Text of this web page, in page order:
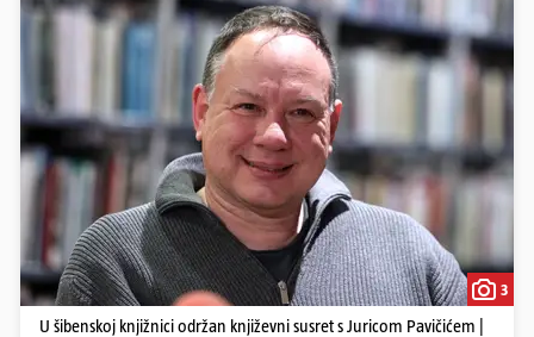
3
U šibenskoj knjižnici održan književni susret s Juricom Pavičićem |